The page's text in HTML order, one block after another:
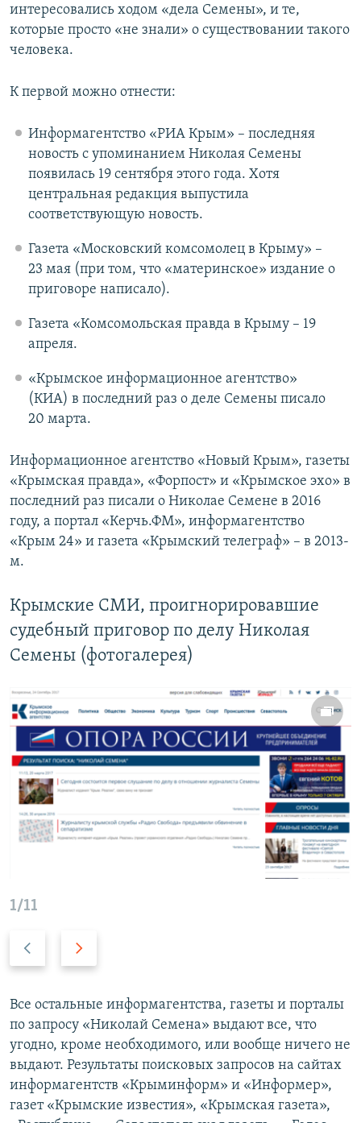
интересовались ходом «дела Семены», и те,
которые просто «не знали» о существовании такого
человека.
К первой можно отнести:
Информагентство «РИА Крым» – последняя
новость с упоминанием Николая Семены
появилась 19 сентября этого года. Хотя
центральная редакция выпустила
соответствующую новость.
Газета «Московский комсомолец в Крыму» –
23 мая (при том, что «материнское» издание о
приговоре написало).
Газета «Комсомольская правда в Крыму – 19
апреля.
«Крымское информационное агентство»
(КИА) в последний раз о деле Семены писало
20 марта.
Информационное агентство «Новый Крым», газеты
«Крымская правда», «Форпост» и «Крымское эхо» в
последний раз писали о Николае Семене в 2016
году, а портал «Керчь.ФМ», информагентство
«Крым 24» и газета «Крымский телеграф» – в 2013-
м.
Крымские СМИ, проигнорировавшие
судебный приговор по делу Николая
Семены (фотогалерея)
1/11
д
ы
д
у
щ
и
д
у
ю
щ
и
й
Все остальные информагентства, газеты и порталы
по запросу «Николай Семена» выдают все, что
угодно, кроме необходимого, или вообще ничего не
выдают. Результаты поисковых запросов на сайтах
информагентств «Крыминформ» и «Информер»,
газет «Крымские известия», «Крымская газета»,